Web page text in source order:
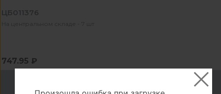
ЦБ011376
На центральном складе - 7 шт
747.95 ₽